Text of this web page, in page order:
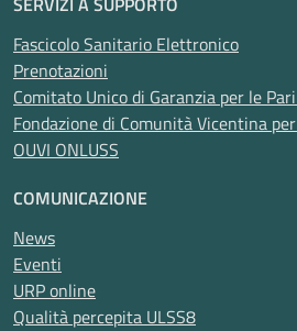
Fascicolo Sanitario Elettronico
Prenotazioni
Comitato Unico di Garanzia per le
Fondazione di Comunità Vicentina
OUVI ONLUSS
COMUNICAZIONE
News
Eventi
URP online
Qualità percepita ULSS8